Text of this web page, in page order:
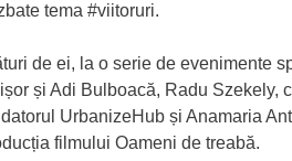
tema #viitoruri.
de ei, la o serie de evenimente
și Adi Bulboacă, Radu Szekely,
UrbanizeHub și Anamaria
filmului Oameni de treabă.